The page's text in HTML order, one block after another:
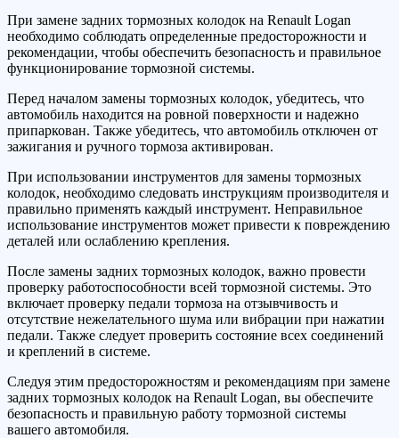
При замене задних тормозных колодок на Renault Logan
необходимо соблюдать определенные предосторожности и
рекомендации, чтобы обеспечить безопасность и правильное
функционирование тормозной системы.
Перед началом замены тормозных колодок, убедитесь, что
автомобиль находится на ровной поверхности и надежно
припаркован. Также убедитесь, что автомобиль отключен от
зажигания и ручного тормоза активирован.
При использовании инструментов для замены тормозных
колодок, необходимо следовать инструкциям производителя и
правильно применять каждый инструмент. Неправильное
использование инструментов может привести к повреждению
деталей или ослаблению крепления.
После замены задних тормозных колодок, важно провести
проверку работоспособности всей тормозной системы. Это
включает проверку педали тормоза на отзывчивость и
отсутствие нежелательного шума или вибрации при нажатии
педали. Также следует проверить состояние всех соединений
и креплений в системе.
Следуя этим предосторожностям и рекомендациям при замене
задних тормозных колодок на Renault Logan, вы обеспечите
безопасность и правильную работу тормозной системы
вашего автомобиля.